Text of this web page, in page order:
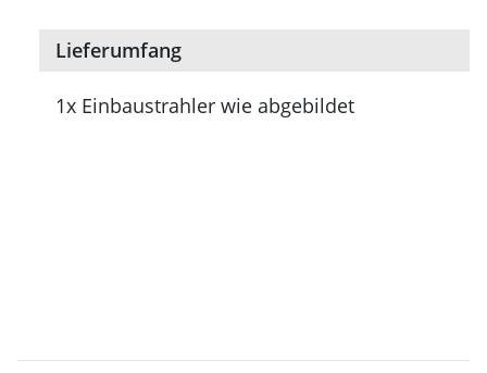
Lieferumfang
1x Einbaustrahler wie abgebildet